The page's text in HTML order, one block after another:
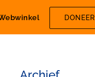
DONEER